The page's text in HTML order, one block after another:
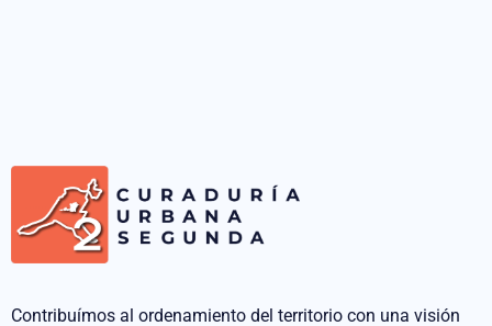
Contribuímos al ordenamiento del territorio con una visión